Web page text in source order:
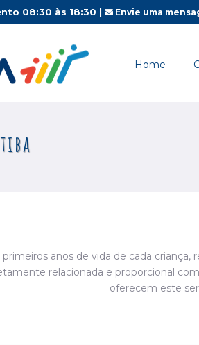
08:30 às 18:30 | Envie uma
Home
anos de vida de cada
relacionada e proporcional
oferecem este